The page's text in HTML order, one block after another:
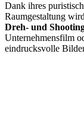
Dank ihres
Raumgestaltung
Dreh- und
Unternehmensfilm
eindrucksvolle